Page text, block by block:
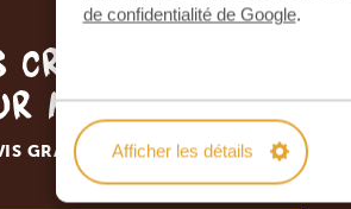
de confidentialité de Google.
Afficher les détails
créer votre voyage
mesure
GRATUIT, SANS ENGAGEMENT